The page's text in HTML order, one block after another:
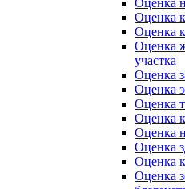
Оценка
Оценка
Оценка
Оценка
участка
Оценка
Оценка
Оценка
Оценка
Оценка
Оценка
Оценка
Оценка